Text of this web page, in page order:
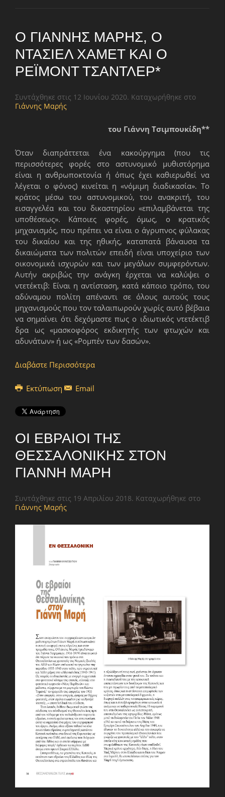
Ο ΓΙΆΝΝΗΣ ΜΑΡΉΣ, Ο
ΝΤΆΣΙΕΛ ΧΆΜΕΤ ΚΑΙ Ο
ΡΈΙΜΟΝΤ ΤΣΆΝΤΛΕΡ*
Συντάχθηκε στις 12 Ιουνίου 2020. Καταχωρήθηκε στο
Γιάννης Μαρής
του Γιάννη Τσιμπουκίδη**
Όταν διαπράττεται ένα κακούργημα (που τις
περισσότερες φορές στο αστυνομικό μυθιστόρημα
είναι η ανθρωποκτονία ή όπως έχει καθιερωθεί να
λέγεται ο φόνος) κινείται η «νόμιμη διαδικασία». Το
κράτος μέσω του αστυνομικού, του ανακριτή, του
εισαγγελέα και του δικαστηρίου «επιλαμβάνεται της
υποθέσεως». Κάποιες φορές, όμως, ο κρατικός
μηχανισμός, που πρέπει να είναι ο άγρυπνος φύλακας
του δικαίου και της ηθικής, καταπατά βάναυσα τα
δικαιώματα των πολιτών επειδή είναι υποχείριο των
οικονομικά ισχυρών και των μεγάλων συμφερόντων.
Αυτήν ακριβώς την ανάγκη έρχεται να καλύψει ο
ντετέκτιβ: Είναι η αντίσταση, κατά κάποιο τρόπο, του
αδύναμου πολίτη απέναντι σε όλους αυτούς τους
μηχανισμούς που τον ταλαιπωρούν χωρίς αυτό βέβαια
να σημαίνει ότι δεχόμαστε πως ο ιδιωτικός ντετέκτιβ
δρα ως «μασκοφόρος εκδικητής των φτωχών και
αδυνάτων» ή ως «Ρομπέν των δασών».
Διαβάστε Περισσότερα
Εκτύπωση Email
ΟΙ ΕΒΡΑΊΟΙ ΤΗΣ
ΘΕΣΣΑΛΟΝΊΚΗΣ ΣΤΟΝ
ΓΙΆΝΝΗ ΜΑΡΉ
Συντάχθηκε στις 19 Απριλίου 2018. Καταχωρήθηκε στο
Γιάννης Μαρής